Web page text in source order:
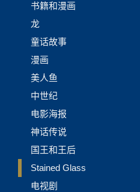
书籍和漫画
龙
童话故事
漫画
美人鱼
中世纪
电影海报
神话传说
国王和王后
Stained Glass
电视剧